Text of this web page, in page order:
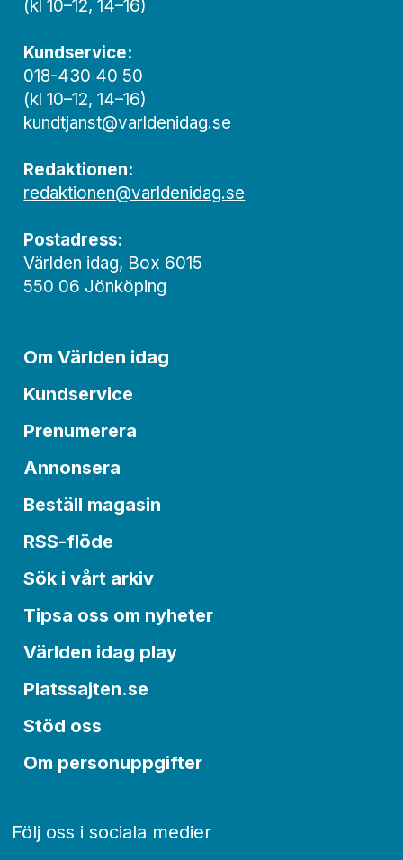
(kl 10–12, 14–16)
Kundservice:
018-430 40 50
(kl 10–12, 14–16)
kundtjanst@varldenidag.se
Redaktionen:
redaktionen@varldenidag.se
Postadress:
Världen idag, Box 6015
550 06 Jönköping
Om Världen idag
Kundservice
Prenumerera
Annonsera
Beställ magasin
RSS-flöde
Sök i vårt arkiv
Tipsa oss om nyheter
Världen idag play
Platssajten.se
Stöd oss
Om personuppgifter
Följ oss i sociala medier